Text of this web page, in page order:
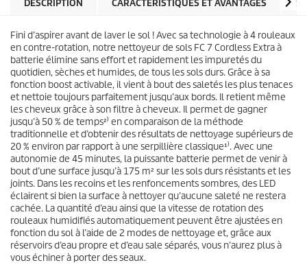
t3
5
a
v
i
s
DESCRIPTION CARACTÉRISTIQUES ET AVANTAGES
Fini d’aspirer avant de laver le sol ! Avec sa technologie à 4 rouleaux
en contre-rotation, notre nettoyeur de sols FC 7 Cordless Extra à
batterie élimine sans effort et rapidement les impuretés du
quotidien, sèches et humides, de tous les sols durs. Grâce à sa
fonction boost activable, il vient à bout des saletés les plus tenaces
et nettoie toujours parfaitement jusqu’aux bords. Il retient même
les cheveux grâce à son filtre à cheveux. Il permet de gagner
jusqu’à 50 % de temps²⁾ en comparaison de la méthode
traditionnelle et d’obtenir des résultats de nettoyage supérieurs de
20 % environ par rapport à une serpillière classique¹⁾. Avec une
autonomie de 45 minutes, la puissante batterie permet de venir à
bout d’une surface jusqu’à 175 m² sur les sols durs résistants et les
joints. Dans les recoins et les renfoncements sombres, des LED
éclairent si bien la surface à nettoyer qu’aucune saleté ne restera
cachée. La quantité d’eau ainsi que la vitesse de rotation des
rouleaux humidifiés automatiquement peuvent être ajustées en
fonction du sol à l’aide de 2 modes de nettoyage et, grâce aux
réservoirs d’eau propre et d’eau sale séparés, vous n’aurez plus à
vous échiner à porter des seaux.